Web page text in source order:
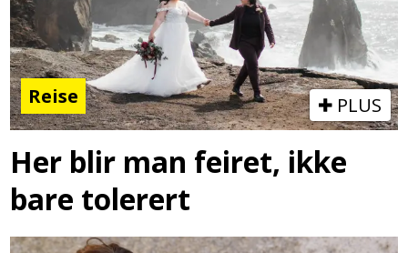
Reise PLUS
Her blir man feiret, ikke
bare tolerert